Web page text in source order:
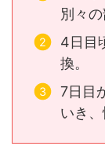
別々
4日目
換。
7日目
いき、